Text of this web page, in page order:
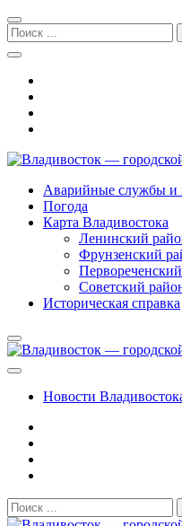
Перейти
к
навигации
Перейти
к
содержимому
Поиск:
Владивосток — городской
Аварийные службы и
Погода
Карта Владивостока
Ленинский
Фрунзенский
Советский
Историческая справка
Новости
Поиск: